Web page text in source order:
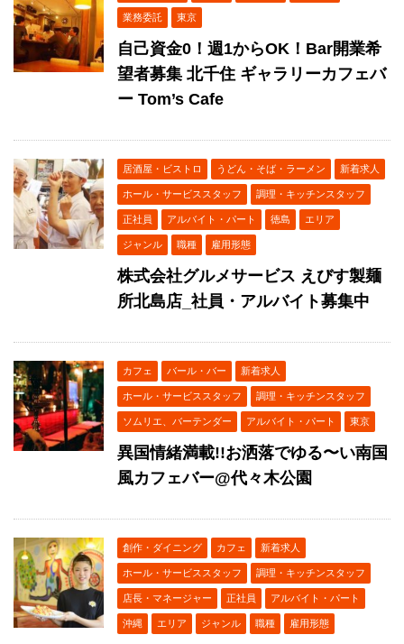
業務委託 東京
自己資金0！週1からOK！Bar開業希
望者募集 北千住 ギャラリーカフェバ
ー Tom’s Cafe
居酒屋・ビストロ うどん・そば・ラーメン 新着求人
ホール・サービススタッフ 調理・キッチンスタッフ
正社員 アルバイト・パート 徳島 エリア
ジャンル 職種 雇用形態
株式会社グルメサービス えびす製麺
所北島店_社員・アルバイト募集中
カフェ バール・バー 新着求人
ホール・サービススタッフ 調理・キッチンスタッフ
ソムリエ、バーテンダー アルバイト・パート 東京
異国情緒満載!!お洒落でゆる〜い南国
風カフェバー@代々木公園
創作・ダイニング カフェ 新着求人
ホール・サービススタッフ 調理・キッチンスタッフ
店長・マネージャー 正社員 アルバイト・パート
沖縄 エリア ジャンル 職種 雇用形態